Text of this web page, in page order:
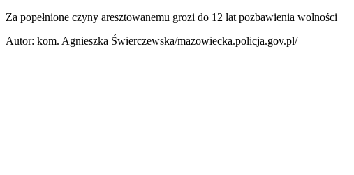
Za popełnione czyny aresztowanemu grozi do 12 lat pozbawienia wolności
Autor: kom. Agnieszka Świerczewska/mazowiecka.policja.gov.pl/